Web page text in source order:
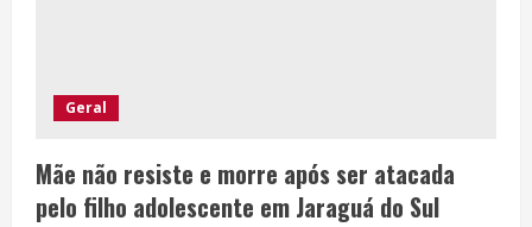
Geral
Mãe não resiste e morre após ser atacada
pelo filho adolescente em Jaraguá do Sul